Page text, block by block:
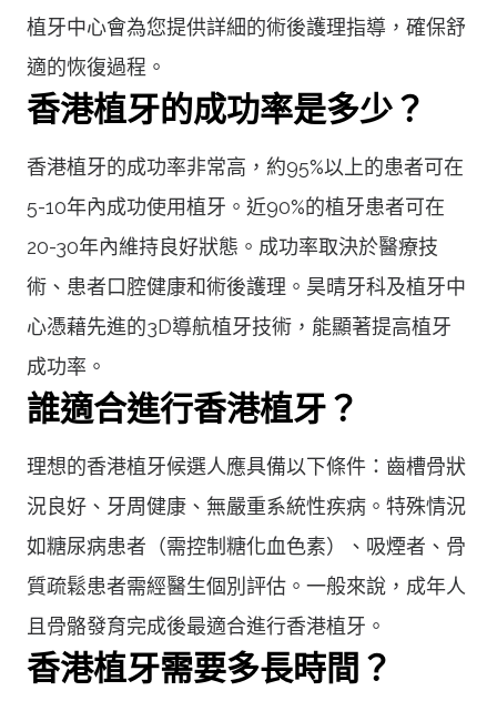
植牙中心會為您提供詳細的術後護理指導，確保舒
適的恢復過程。
香港植牙的成功率是多少？
香港植牙的成功率非常高，約95%以上的患者可在
5-10年內成功使用植牙。近90%的植牙患者可在
20-30年內維持良好狀態。成功率取決於醫療技
術、患者口腔健康和術後護理。昊晴牙科及植牙中
心憑藉先進的3D導航植牙技術，能顯著提高植牙
成功率。
誰適合進行香港植牙？
理想的香港植牙候選人應具備以下條件：齒槽骨狀
況良好、牙周健康、無嚴重系統性疾病。特殊情況
如糖尿病患者（需控制糖化血色素）、吸煙者、骨
質疏鬆患者需經醫生個別評估。一般來說，成年人
且骨骼發育完成後最適合進行香港植牙。
香港植牙需要多長時間？